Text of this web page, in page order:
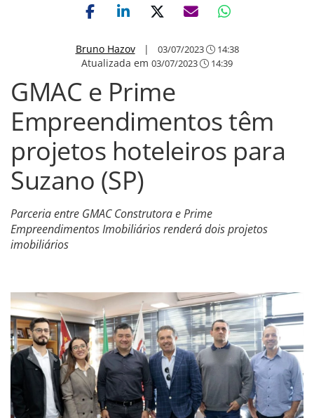
Bruno Hazov| 03/07/2023 14:38
Atualizada em 03/07/2023 14:39
GMAC e Prime
Empreendimentos têm
projetos hoteleiros para
Suzano (SP)
Parceria entre GMAC Construtora e Prime
Empreendimentos Imobiliários renderá dois projetos
imobiliários